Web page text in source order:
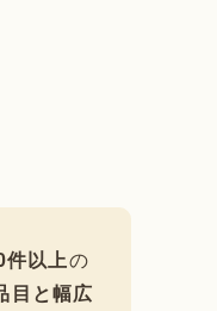
以上の
目と幅広